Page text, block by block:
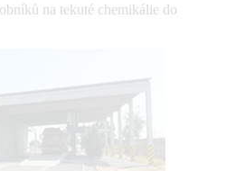
na tekuté chemikálie do